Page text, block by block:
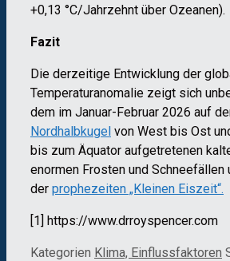
+0,13 °C/Jahrzehnt über Ozeanen).
Fazit
Die derzeitige Entwicklung der
Temperaturanomalie zeigt sich
dem im Januar-Februar 2026 auf
Nordhalbkugel von West bis Ost
bis zum Äquator aufgetretenen
enormen Frosten und Schneefällen
der prophezeiten „Kleinen Eiszeit“.
[1] https://www.drroyspencer.com
Kategorien Klima, Einflussfaktoren